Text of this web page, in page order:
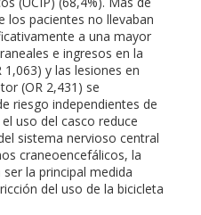
los pacientes no llevaban
a una mayor
e ingresos en la
y las lesiones en
(OR 2,431) se
riesgo independientes de
uso del casco reduce
sistema nervioso central
craneoencefálicos, la
la principal medida
del uso de la bicicleta